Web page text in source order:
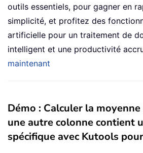
outils essentiels, pour gagner en
simplicité, et profitez des
artificielle pour un traitement de
intelligent et une productivité
maintenant
Démo : Calculer la
une autre colonne contient
spécifique avec Kutools